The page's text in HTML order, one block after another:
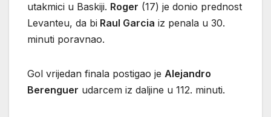
utakmici u Baskiji. Roger (17) je donio prednost
Levanteu, da bi Raul Garcia iz penala u 30.
minuti poravnao.
Gol vrijedan finala postigao je Alejandro
Berenguer udarcem iz daljine u 112. minuti.